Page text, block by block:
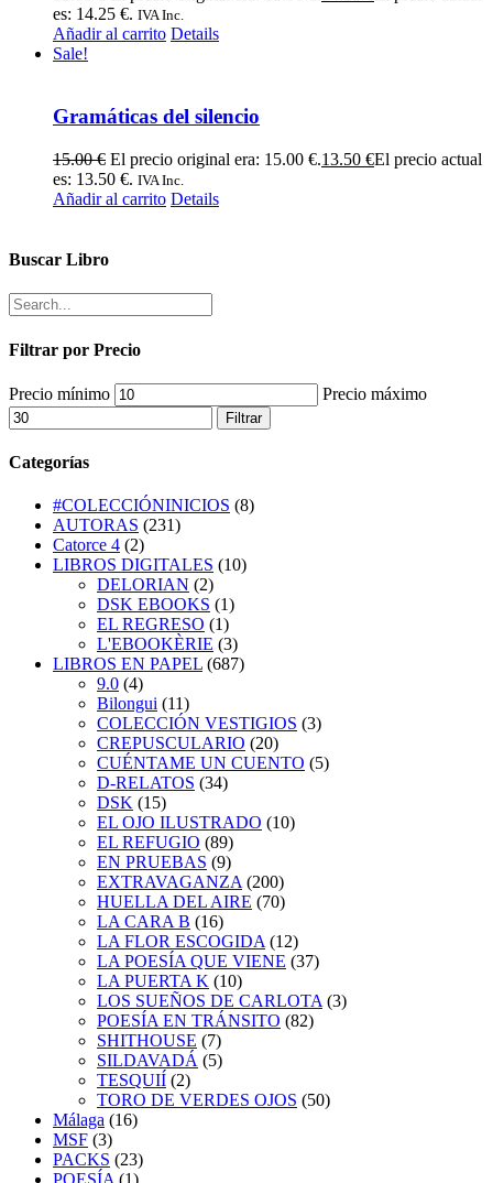
es: 14.25 €. IVA Inc.
Añadir al carrito Details
Sale!
Gramáticas del silencio
15.00€ El precio original era: 15.00 €.13.50 €El precio actual
es: 13.50 €. IVA Inc.
Añadir al carrito Details
Buscar Libro
Filtrar por Precio
Precio mínimo Precio máximo
Filtrar
Categorías
#COLECCIÓNINICIOS (8)
AUTORAS (231)
Catorce 4 (2)
LIBROS DIGITALES (10)
DELORIAN (2)
DSK EBOOKS (1)
EL REGRESO (1)
L'EBOOKÈRIE (3)
LIBROS EN PAPEL (687)
9.0 (4)
Bilongui (11)
COLECCIÓN VESTIGIOS (3)
CREPUSCULARIO (20)
CUÉNTAME UN CUENTO (5)
D-RELATOS (34)
DSK (15)
EL OJO ILUSTRADO (10)
EL REFUGIO (89)
EN PRUEBAS (9)
EXTRAVAGANZA (200)
HUELLA DEL AIRE (70)
LA CARA B (16)
LA FLOR ESCOGIDA (12)
LA POESÍA QUE VIENE (37)
LA PUERTA K (10)
LOS SUEÑOS DE CARLOTA (3)
POESÍA EN TRÁNSITO (82)
SHITHOUSE (7)
SILDAVADÁ (5)
TESQUIÍ (2)
TORO DE VERDES OJOS (50)
Málaga (16)
MSF (3)
PACKS (23)